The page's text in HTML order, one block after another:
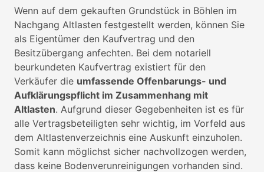
Wenn auf dem gekauften Grundstück in Böhlen im
Nachgang Altlasten festgestellt werden, können Sie
als Eigentümer den Kaufvertrag und den
Besitzübergang anfechten. Bei dem notariell
beurkundeten Kaufvertrag existiert für den
Verkäufer die umfassende Offenbarungs- und
Aufklärungspflicht im Zusammenhang mit
Altlasten. Aufgrund dieser Gegebenheiten ist es für
alle Vertragsbeteiligten sehr wichtig, im Vorfeld aus
dem Altlastenverzeichnis eine Auskunft einzuholen.
Somit kann möglichst sicher nachvollzogen werden,
dass keine Bodenverunreinigungen vorhanden sind.